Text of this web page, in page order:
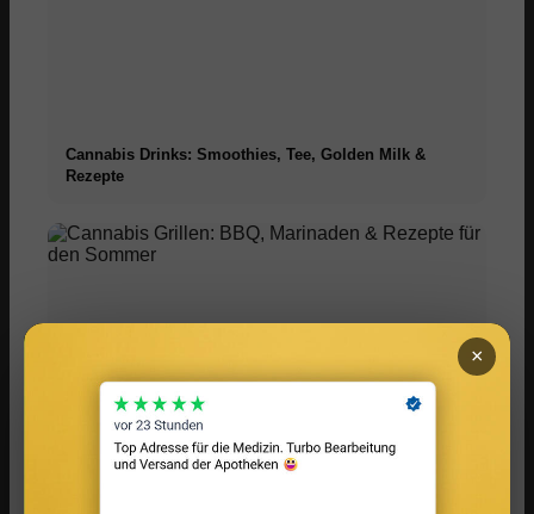
Cannabis Drinks: Smoothies, Tee, Golden Milk &
Rezepte
Cannabis Grillen: BBQ, Marinaden & Rezepte für den
Sommer
×